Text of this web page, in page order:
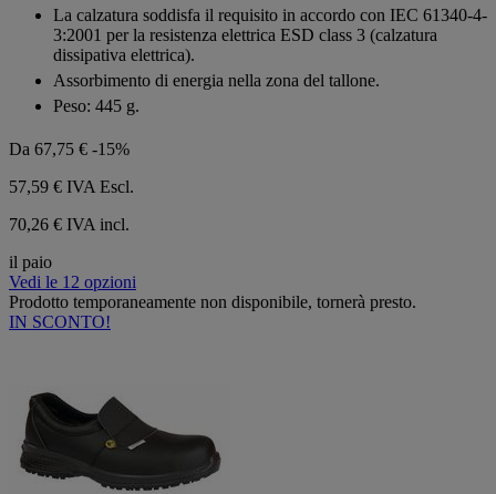
La calzatura soddisfa il requisito in accordo con IEC 61340-4-
3:2001 per la resistenza elettrica ESD class 3 (calzatura
dissipativa elettrica).
Assorbimento di energia nella zona del tallone.
Peso: 445 g.
Da 67,75 € -15%
57,59 € IVA Escl.
70,26 € IVA incl.
il paio
Vedi le 12 opzioni
Prodotto temporaneamente non disponibile, tornerà presto.
IN SCONTO!